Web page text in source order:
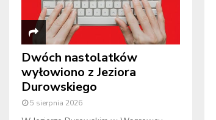
Dwóch nastolatków
wyłowiono z Jeziora
Durowskiego
5 sierpnia 2026